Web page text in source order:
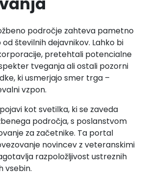
področje zahteva pametno
številnih dejavnikov. Lahko bi
pretehtali potencialne
tveganja ali ostali pozorni
ki usmerjajo smer trga –
vzpon.
kot svetilka, ki se zaveda
področja, s poslanstvom
za začetnike. Ta portal
novincev z veteranskimi
razpoložljivost ustreznih
vsebin.